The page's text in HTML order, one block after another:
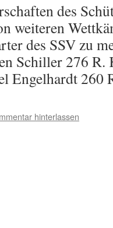
des
weiteren
des SSV zu
Schiller 276
Engelhardt
hinterlassen